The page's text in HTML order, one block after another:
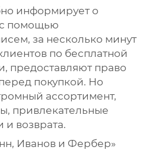
информирует о
с помощью
за несколько минут
по бесплатной
предоставляют право
покупкой. Но
ассортимент,
привлекательные
возврата.
Иванов и Фербер»